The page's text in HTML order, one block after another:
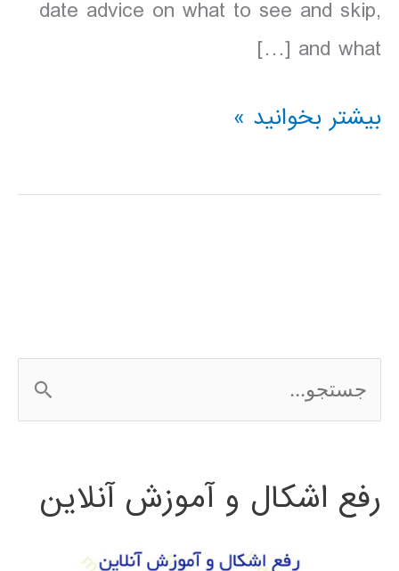
date advice on what to see and skip,
and what […]
دانلود
Lonely
بیشتر بخوانید »
س
ج
رفع اشکال و آموزش آنلاین